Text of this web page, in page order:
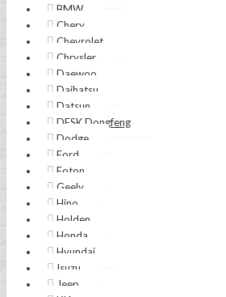
BMW
Chery
Chevrolet
Chrysler
Daewoo
Daihatsu
Datsun
DFSK Dongfeng
Dodge
Ford
Foton
Geely
Hino
Holden
Honda
Hyundai
Isuzu
Jeep